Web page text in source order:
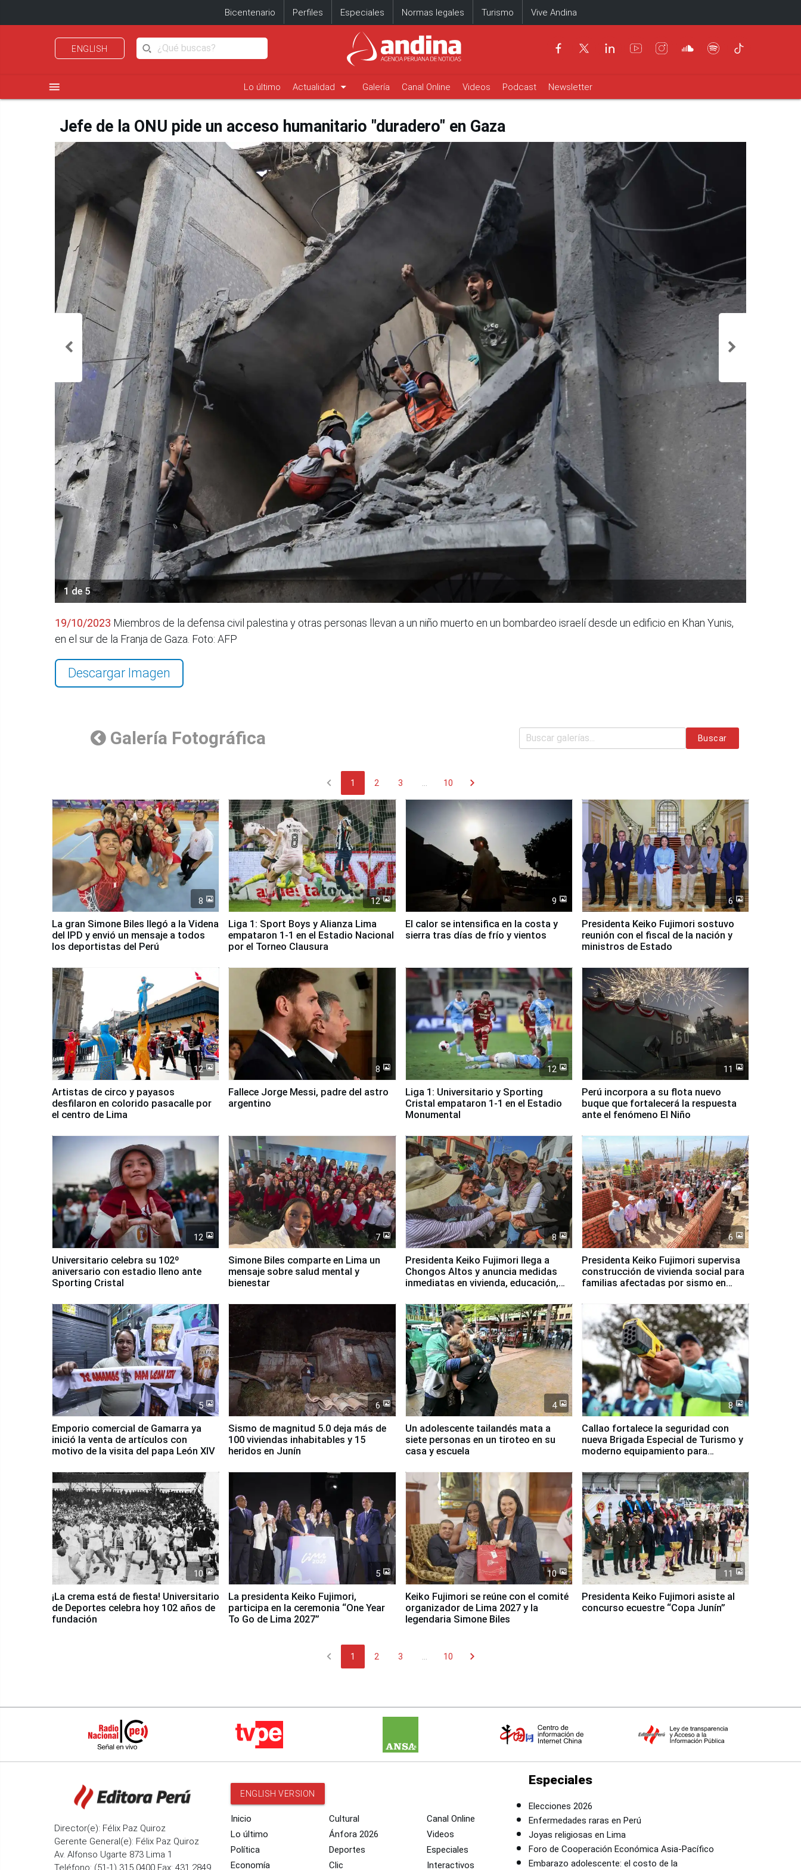
Bicentenario Perfiles Especiales Normas legales Turismo Vive Andina
ENGLISH
menu Lo último Actualidad arrow_drop_down Galería Canal Online Videos Podcast Newsletter
Jefe de la ONU pide un acceso humanitario "duradero" en Gaza
1 de 5
19/10/2023 Miembros de la defensa civil palestina y otras personas llevan a un niño muerto en un bombardeo israelí desde un edificio en Khan Yunis,
en el sur de la Franja de Gaza. Foto: AFP
Descargar Imagen
Galería Fotográfica Buscar
chevron_left 1 2 3 10 chevron_right
8
La gran Simone Biles llegó a la Videna
del IPD y envió un mensaje a todos
los deportistas del Perú
12
Liga 1: Sport Boys y Alianza Lima
empataron 1-1 en el Estadio Nacional
por el Torneo Clausura
9
El calor se intensifica en la costa y
sierra tras días de frío y vientos
6
Presidenta Keiko Fujimori sostuvo
reunión con el fiscal de la nación y
ministros de Estado
12
Artistas de circo y payasos
desfilaron en colorido pasacalle por
el centro de Lima
8
Fallece Jorge Messi, padre del astro
argentino
12
Liga 1: Universitario y Sporting
Cristal empataron 1-1 en el Estadio
Monumental
11
Perú incorpora a su flota nuevo
buque que fortalecerá la respuesta
ante el fenómeno El Niño
12
Universitario celebra su 102º
aniversario con estadio lleno ante
Sporting Cristal
7
Simone Biles comparte en Lima un
mensaje sobre salud mental y
bienestar
8
Presidenta Keiko Fujimori llega a
Chongos Altos y anuncia medidas
inmediatas en vivienda, educación,
6
Presidenta Keiko Fujimori supervisa
construcción de vivienda social para
familias afectadas por sismo en
5
Emporio comercial de Gamarra ya
inició la venta de artículos con
motivo de la visita del papa León XIV
6
Sismo de magnitud 5.0 deja más de
100 viviendas inhabitables y 15
heridos en Junín
4
Un adolescente tailandés mata a
siete personas en un tiroteo en su
casa y escuela
8
Callao fortalece la seguridad con
nueva Brigada Especial de Turismo y
moderno equipamiento para
10
¡La crema está de fiesta! Universitario
de Deportes celebra hoy 102 años de
fundación
5
La presidenta Keiko Fujimori,
participa en la ceremonia “One Year
To Go de Lima 2027”
10
Keiko Fujimori se reúne con el comité
organizador de Lima 2027 y la
legendaria Simone Biles
11
Presidenta Keiko Fujimori asiste al
concurso ecuestre “Copa Junín”
chevron_left 1 2 3 10 chevron_right
Director(e): Félix Paz Quiroz
Gerente General(e): Félix Paz Quiroz
Av. Alfonso Ugarte 873 Lima 1
Teléfono: (51-1) 315 0400 Fax: 431 2849
ENGLISH VERSION
Inicio
Lo último
Política
Economía
Cultural
Ánfora 2026
Deportes
Clic
Canal Online
Videos
Especiales
Interactivos
Especiales
Elecciones 2026
Enfermedades raras en Perú
Joyas religiosas en Lima
Foro de Cooperación Económica Asia-Pacífico
Embarazo adolescente: el costo de la